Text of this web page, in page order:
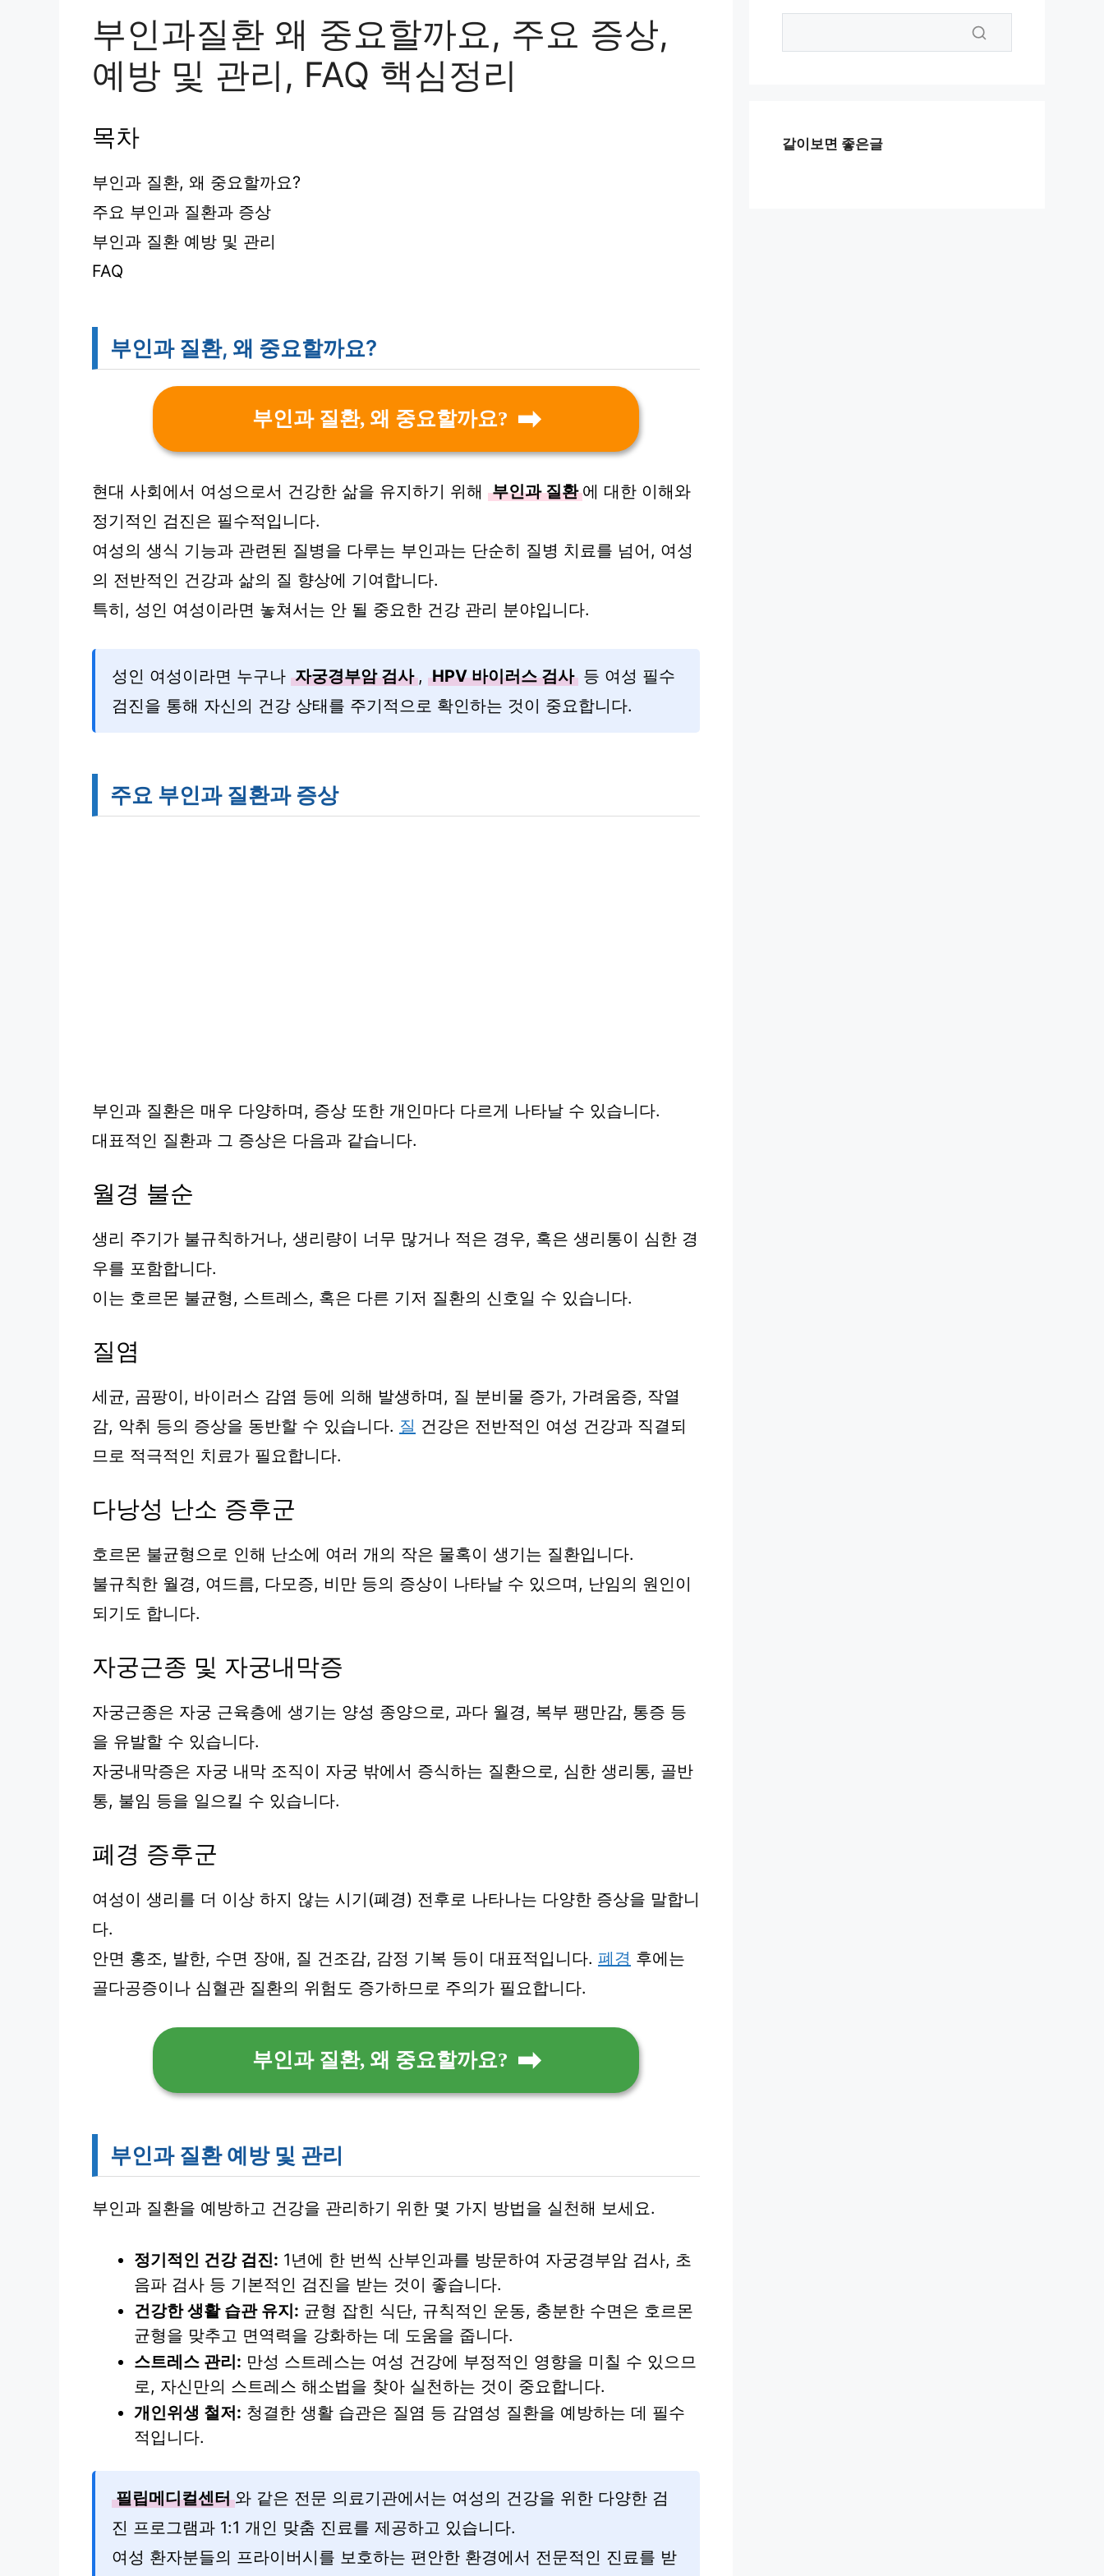
부인과질환 왜 중요할까요, 주요 증상,
예방 및 관리, FAQ 핵심정리
목차
부인과 질환, 왜 중요할까요?
주요 부인과 질환과 증상
부인과 질환 예방 및 관리
FAQ
부인과 질환, 왜 중요할까요?
부인과 질환, 왜 중요할까요?
현대 사회에서 여성으로서 건강한 삶을 유지하기 위해 부인과 질환 에 대한 이해와
정기적인 검진은 필수적입니다.
여성의 생식 기능과 관련된 질병을 다루는 부인과는 단순히 질병 치료를 넘어, 여성
의 전반적인 건강과 삶의 질 향상에 기여합니다.
특히, 성인 여성이라면 놓쳐서는 안 될 중요한 건강 관리 분야입니다.
성인 여성이라면 누구나 자궁경부암 검사 , HPV 바이러스 검사 등 여성 필수
검진을 통해 자신의 건강 상태를 주기적으로 확인하는 것이 중요합니다.
주요 부인과 질환과 증상
부인과 질환은 매우 다양하며, 증상 또한 개인마다 다르게 나타날 수 있습니다.
대표적인 질환과 그 증상은 다음과 같습니다.
월경 불순
생리 주기가 불규칙하거나, 생리량이 너무 많거나 적은 경우, 혹은 생리통이 심한 경
우를 포함합니다.
이는 호르몬 불균형, 스트레스, 혹은 다른 기저 질환의 신호일 수 있습니다.
질염
세균, 곰팡이, 바이러스 감염 등에 의해 발생하며, 질 분비물 증가, 가려움증, 작열
감, 악취 등의 증상을 동반할 수 있습니다. 질 건강은 전반적인 여성 건강과 직결되
므로 적극적인 치료가 필요합니다.
다낭성 난소 증후군
호르몬 불균형으로 인해 난소에 여러 개의 작은 물혹이 생기는 질환입니다.
불규칙한 월경, 여드름, 다모증, 비만 등의 증상이 나타날 수 있으며, 난임의 원인이
되기도 합니다.
자궁근종 및 자궁내막증
자궁근종은 자궁 근육층에 생기는 양성 종양으로, 과다 월경, 복부 팽만감, 통증 등
을 유발할 수 있습니다.
자궁내막증은 자궁 내막 조직이 자궁 밖에서 증식하는 질환으로, 심한 생리통, 골반
통, 불임 등을 일으킬 수 있습니다.
폐경 증후군
여성이 생리를 더 이상 하지 않는 시기(폐경) 전후로 나타나는 다양한 증상을 말합니
다.
안면 홍조, 발한, 수면 장애, 질 건조감, 감정 기복 등이 대표적입니다. 폐경 후에는
골다공증이나 심혈관 질환의 위험도 증가하므로 주의가 필요합니다.
부인과 질환, 왜 중요할까요?
부인과 질환 예방 및 관리
부인과 질환을 예방하고 건강을 관리하기 위한 몇 가지 방법을 실천해 보세요.
정기적인 건강 검진: 1년에 한 번씩 산부인과를 방문하여 자궁경부암 검사, 초
음파 검사 등 기본적인 검진을 받는 것이 좋습니다.
건강한 생활 습관 유지: 균형 잡힌 식단, 규칙적인 운동, 충분한 수면은 호르몬
균형을 맞추고 면역력을 강화하는 데 도움을 줍니다.
스트레스 관리: 만성 스트레스는 여성 건강에 부정적인 영향을 미칠 수 있으므
로, 자신만의 스트레스 해소법을 찾아 실천하는 것이 중요합니다.
개인위생 철저: 청결한 생활 습관은 질염 등 감염성 질환을 예방하는 데 필수
적입니다.
필립메디컬센터 와 같은 전문 의료기관에서는 여성의 건강을 위한 다양한 검
진 프로그램과 1:1 개인 맞춤 진료를 제공하고 있습니다.
여성 환자분들의 프라이버시를 보호하는 편안한 환경에서 전문적인 진료를 받
같이보면 좋은글